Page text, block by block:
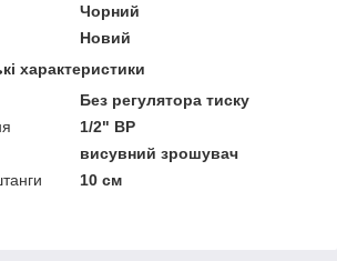
Чорний
Новий
характеристики
Без регулятора тиску
1/2" ВР
висувний зрошувач
10 см